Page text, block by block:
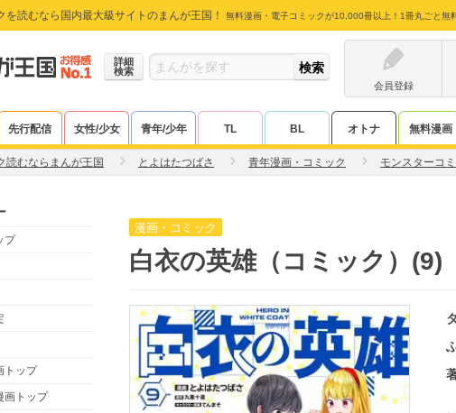
を読むなら国内最大級サイトのまんが王国！ 無料漫画・電子コミックが10,000冊以上！1冊丸ごと無
詳細
検索
会員登録
先行配信 女性/少女 青年/少年 TL BL オトナ 無料漫画
読むならまんが王国 とよはたつばさ 青年漫画・コミック モンスターコ
プ
トップ
画トップ
漫画・コミック
白衣の英雄（コミック）(9)